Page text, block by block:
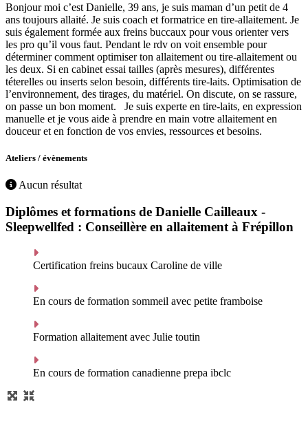
Bonjour moi c’est Danielle, 39 ans, je suis maman d’un petit de 4
ans toujours allaité. Je suis coach et formatrice en tire-allaitement. Je
suis également formée aux freins buccaux pour vous orienter vers
les pro qu’il vous faut. Pendant le rdv on voit ensemble pour
déterminer comment optimiser ton allaitement ou tire-allaitement ou
les deux. Si en cabinet essai tailles (après mesures), différentes
téterelles ou inserts selon besoin, différents tire-laits. Optimisation de
l’environnement, des tirages, du matériel. On discute, on se rassure,
on passe un bon moment. Je suis experte en tire-laits, en expression
manuelle et je vous aide à prendre en main votre allaitement en
douceur et en fonction de vos envies, ressources et besoins.
Ateliers / évènements
Aucun résultat
Diplômes et formations de Danielle Cailleaux -
Sleepwellfed : Conseillère en allaitement à Frépillon
Certification freins bucaux Caroline de ville
En cours de formation sommeil avec petite framboise
Formation allaitement avec Julie toutin
En cours de formation canadienne prepa ibclc